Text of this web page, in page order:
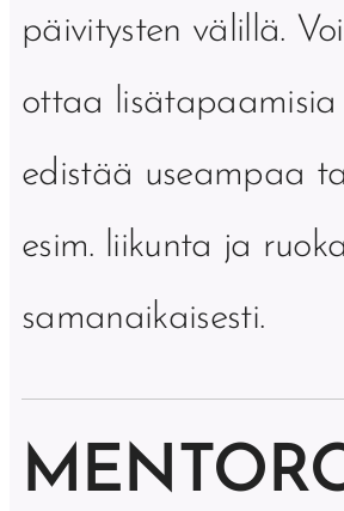
päivitysten välillä.
ottaa
edistää useampaa
esim. liikunta ja
samanaikaisesti.